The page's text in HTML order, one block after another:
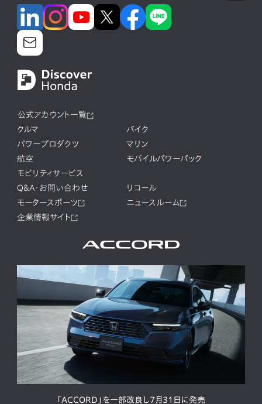
公式アカウント一覧
クルマ
バイク
パワープロダクツ
マリン
航空
モバイルパワーパック
モビリティサービス
Q&A・お問い合わせ
リコール
モータースポーツ
ニュースルーム
企業情報サイト
「ACCORD」を一部改良し7月31日に発売